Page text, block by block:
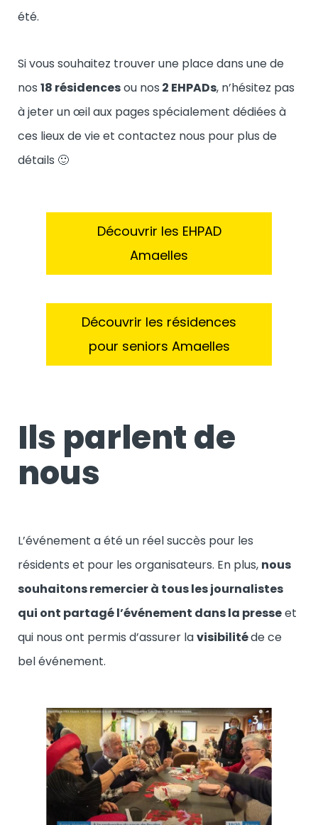
été.
Si vous souhaitez trouver une place dans une de
nos 18 résidencesou nos 2 EHPADs, n’hésitez pas
à jeter un œil aux pages spécialement dédiées à
ces lieux de vie et contactez nous pour plus de
détails 🙂
Découvrir les EHPAD
Amaelles
Découvrir les résidences
pour seniors Amaelles
Ils parlent de
nous
L’événement a été un réel succès pour les
résidents et pour les organisateurs. En plus, nous
souhaitons remercier à tous les journalistes
qui ont partagé l’événement dans la presseet
qui nous ont permis d’assurer lavisibilitéde ce
bel événement.